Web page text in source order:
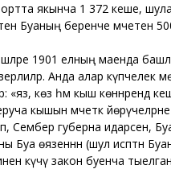
якынча 1 372 кеше,
Буаның беренче мәчетенә
эшләре 1901 елның маенда
Анда алар
көз һәм кыш көннәрендә
кышын мәчеткә йөрүчеләрнең
Сембер губерна идарәсенә,
өязеннән (шул исәптән
күчү закон буенча